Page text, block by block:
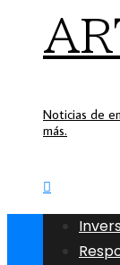
Noticias de
más.